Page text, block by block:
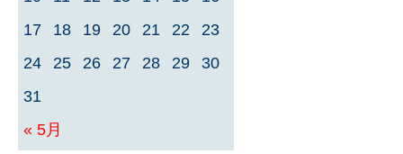
« 5月
17
18 19 20 21 22
23
24
25 26 27 28 29
30
31